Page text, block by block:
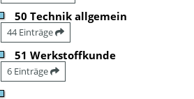
50 Technik allgemein
44 Einträge
51 Werkstoffkunde
6 Einträge